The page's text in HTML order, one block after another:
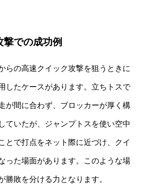
撃での成功例
らの高速クイック攻撃を狙うときに
したケースがあります。立ちトスで
が間に合わず、ブロッカーが厚く構
ていたが、ジャンプトスを使い空中
とで打点をネット際に近づけ、クイ
った場面があります。このような場
勝敗を分ける力となります。